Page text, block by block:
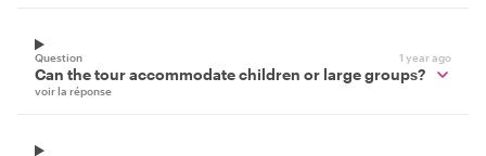
Question 1 year ago
Can the tour accommodate children or large groups?
voir la réponse